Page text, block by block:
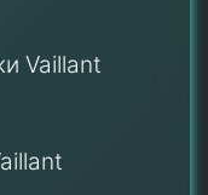
Vaillant